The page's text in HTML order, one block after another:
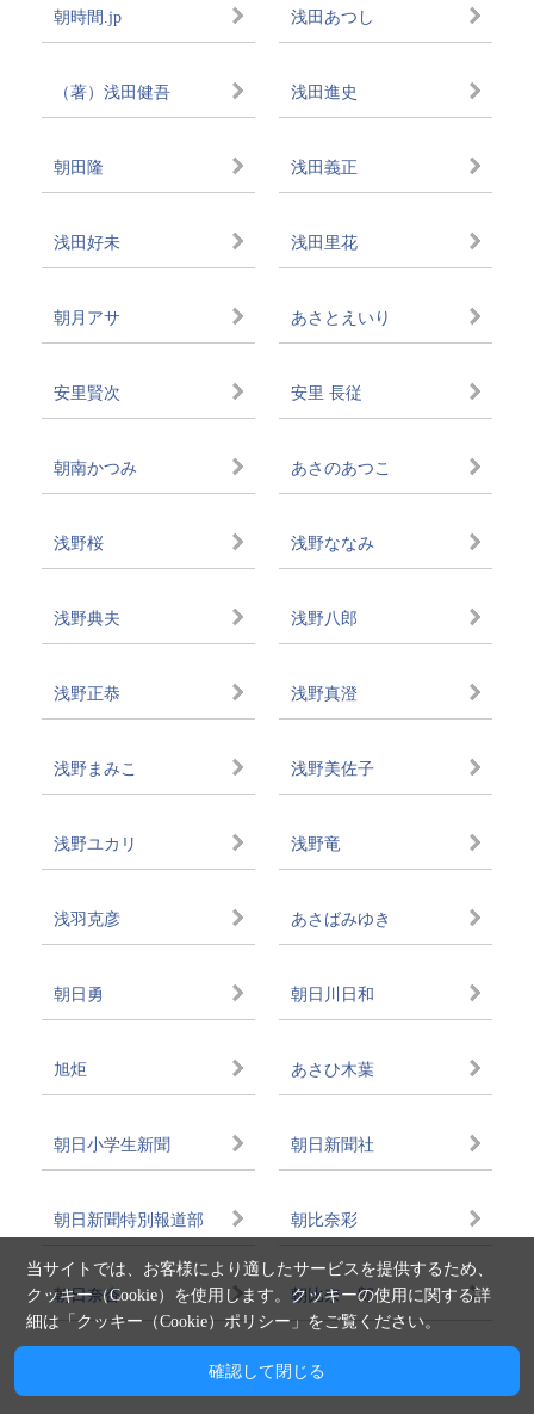
朝時間.jp 浅田あつし
（著）浅田健吾 浅田進史
朝田隆 浅田義正
浅田好未 浅田里花
朝月アサ あさとえいり
安里賢次 安里 長従
朝南かつみ あさのあつこ
浅野桜 浅野ななみ
浅野典夫 浅野八郎
浅野正恭 浅野真澄
浅野まみこ 浅野美佐子
浅野ユカリ 浅野竜
浅羽克彦 あさばみゆき
朝日勇 朝日川日和
旭炬 あさひ木葉
朝日小学生新聞 朝日新聞社
朝日新聞特別報道部 朝比奈彩
朝日奈杏 朝比奈一郎
朝比奈桐子
当サイトでは、お客様により適したサービスを提供するため、
クッキー（Cookie）を使用します。クッキーの使用に関する詳
細は「クッキー（Cookie）ポリシー 」をご覧ください。
確認して閉じる